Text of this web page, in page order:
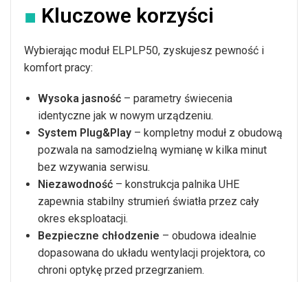
■ Kluczowe korzyści
Wybierając moduł ELPLP50, zyskujesz pewność i
komfort pracy:
Wysoka jasność – parametry świecenia
identyczne jak w nowym urządzeniu.
System Plug&Play – kompletny moduł z obudową
pozwala na samodzielną wymianę w kilka minut
bez wzywania serwisu.
Niezawodność – konstrukcja palnika UHE
zapewnia stabilny strumień światła przez cały
okres eksploatacji.
Bezpieczne chłodzenie – obudowa idealnie
dopasowana do układu wentylacji projektora, co
chroni optykę przed przegrzaniem.